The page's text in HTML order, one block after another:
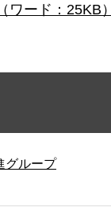
ード：25KB）
グループ